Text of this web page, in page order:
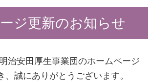
ジ更新のお知らせ
治安田厚生事業団のホームページ
、誠にありがとうございます。